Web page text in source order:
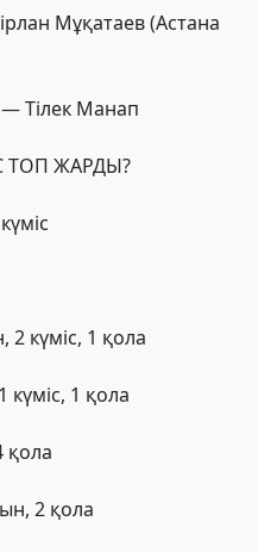
Мұқатаев (Астана
— Тілек Манап
ТОП ЖАРДЫ?
күміс, 1 қола
1 қола
қола
2 қола